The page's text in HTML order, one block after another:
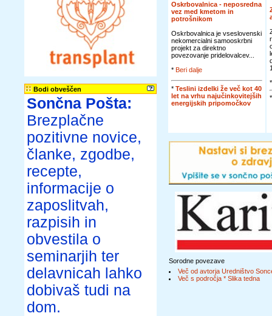
Bodi obveščen
Sončna Pošta:
Brezplačne
pozitivne novice,
članke, zgodbe,
recepte,
informacije o
zaposlitvah,
razpisih in
obvestila o
seminarjih ter
delavnicah lahko
dobivaš tudi na
dom.
Oskrbovalnica - neposredna
vez med kmetom in
potrošnikom
Oskrbovalnica je vseslovenski
nekomercialni samooskrbni
projekt za direktno
povezovanje pridelovalcev...
* Beri dalje
* Teslini izdelki že več kot 40
let na vrhu najučinkovitejših
energijskih pripomočkov
Sorodne povezave
Več od avtorja Uredništvo
Več s področja * Slika tedna